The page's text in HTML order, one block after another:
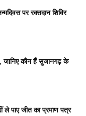
पर रक्तदान शिविर
जानिए कौन हैं सुजानगढ़ के
ले पाए जीत का प्रमाण पत्र